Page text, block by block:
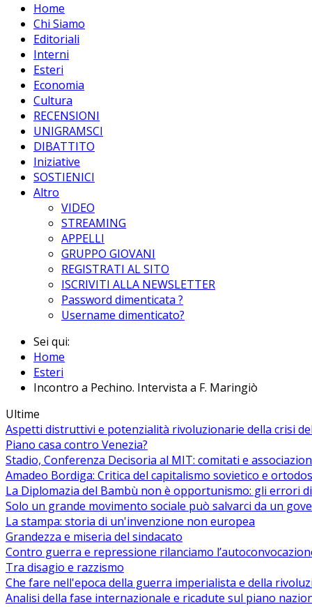
Home
Chi Siamo
Editoriali
Interni
Esteri
Economia
Cultura
RECENSIONI
UNIGRAMSCI
DIBATTITO
Iniziative
SOSTIENICI
Altro
VIDEO
STREAMING
APPELLI
GRUPPO GIOVANI
REGISTRATI AL SITO
ISCRIVITI ALLA NEWSLETTER
Password dimenticata ?
Username dimenticato?
Sei qui:
Home
Esteri
Incontro a Pechino. Intervista a F. Maringiò
Ultime
Aspetti distruttivi e potenzialità rivoluzionarie della crisi
Piano casa contro Venezia?
Stadio, Conferenza Decisoria al MIT: comitati e
Amadeo Bordiga: Critica del capitalismo sovietico e
La Diplomazia del Bambù non è opportunismo: gli errori
Solo un grande movimento sociale può salvarci da un
La stampa: storia di un'invenzione non europea
Grandezza e miseria del sindacato
Contro guerra e repressione rilanciamo
Tra disagio e razzismo
Che fare nell'epoca della guerra imperialista e della
Analisi della fase internazionale e ricadute sul piano